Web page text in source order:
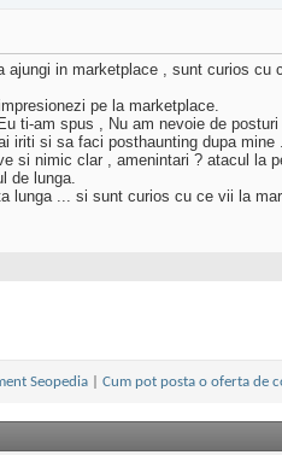
in marketplace , sunt curios
pe la marketplace.
am spus , Nu am nevoie de
si sa faci posthaunting dupa
nimic clar , amenintari ? atacul
de lunga.
lunga ... si sunt curios cu ce vii la
Seopedia| Cum pot posta o oferta de